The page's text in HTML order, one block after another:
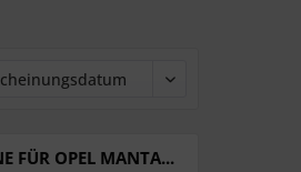
FÜR OPEL MANTA...